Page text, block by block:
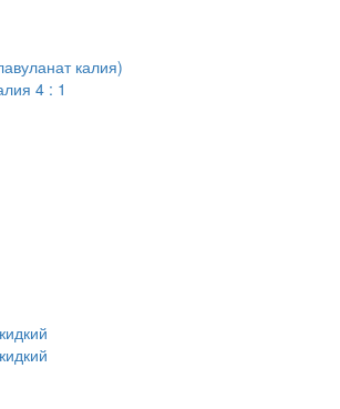
калия)
4 : 1